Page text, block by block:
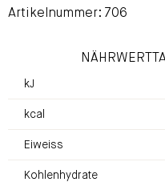
Artikelnummer: 706
kJ
kcal
Eiweiss
Kohlenhydrate